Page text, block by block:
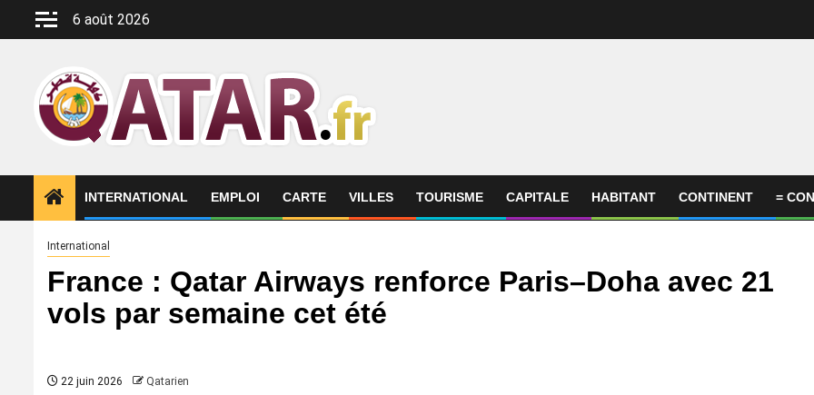
6 août 2026
INTERNATIONAL EMPLOI CARTE VILLES TOURISME CAPITALE HABITANT CONTINENT =
International
France : Qatar Airways renforce Paris–Doha avec 21
vols par semaine cet été
22 juin 2026 Qatarien